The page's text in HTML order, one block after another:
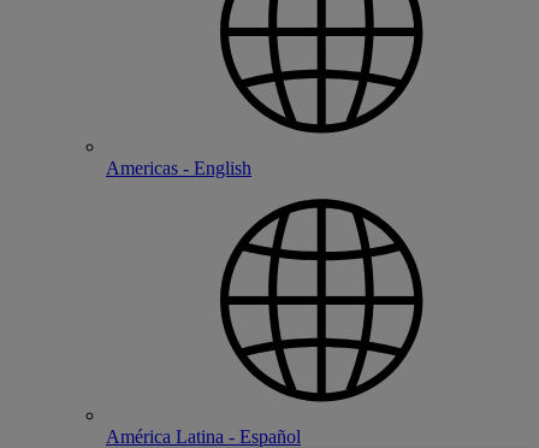
Americas - English
América Latina - Español